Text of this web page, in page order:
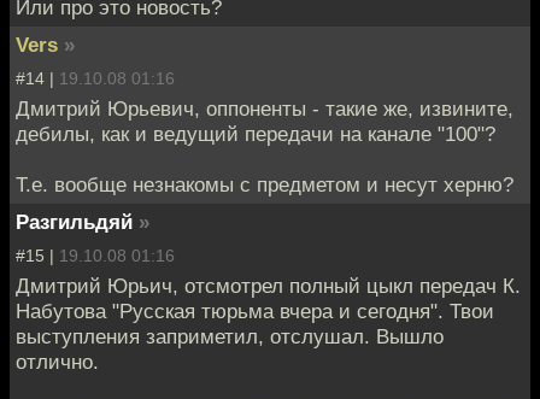
Или про это новость?
Vers »
#14 | 19.10.08 01:16
Дмитрий Юрьевич, оппоненты - такие же, извините,
дебилы, как и ведущий передачи на канале "100"?
Т.е. вообще незнакомы с предметом и несут херню?
Разгильдяй »
#15 | 19.10.08 01:16
Дмитрий Юрьич, отсмотрел полный цыкл передач К.
Набутова "Русская тюрьма вчера и сегодня". Твои
выступления заприметил, отслушал. Вышло
отлично.